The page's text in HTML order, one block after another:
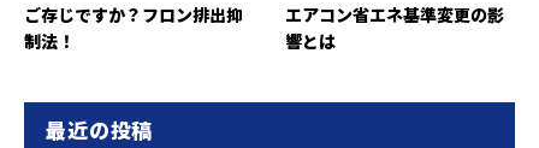
ご存じですか？フロン排出抑
制法！
エアコン省エネ基準変更の影
響とは
最近の投稿